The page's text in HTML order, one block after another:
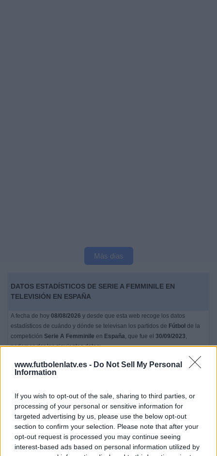
www.futbolenlatv.es - Do Not Sell My Personal
Information
If you wish to opt-out of the sale, sharing to third parties, or
processing of your personal or sensitive information for
targeted advertising by us, please use the below opt-out
section to confirm your selection. Please note that after your
opt-out request is processed you may continue seeing
interest-based ads based on personal information utilized by
Más días
DATOS ESTADÍSTICOS DE SERIE A FEMMINILE EN
TELEVISIÓN EN ESPAÑA
A fecha de hoy 08/08/2026 y desde que esta web recoge los datos
estadísticos de cuándo y dónde se televisan los partidos de Fútbol de la
competición Serie A Femminile en España, que fue el 30/09/2023,
podemos dar los siguientes datos:
254
195 partidos en abierto
76,77%
59 partidos de pago
23,23%
PARTIDO MÁS REPETIDO